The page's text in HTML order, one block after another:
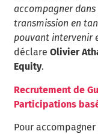
accompagner
transmission en
pouvant intervenir
déclareOlivier
Equity.
Recrutement de
Participations
Pour